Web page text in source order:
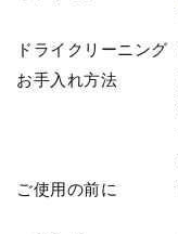
ドライクリーニング
お手入れ方法
ご使用の前に